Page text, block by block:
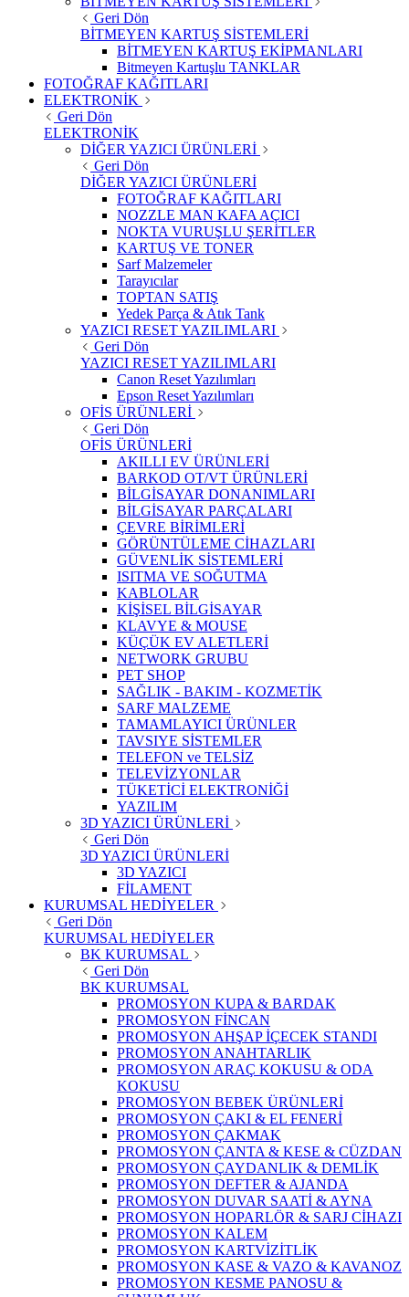
Geri Dön
BİTMEYEN KARTUŞ SİSTEMLERİ
BİTMEYEN KARTUŞ EKİPMANLARI
Bitmeyen Kartuşlu TANKLAR
FOTOĞRAF KAĞITLARI
ELEKTRONİK
Geri Dön
ELEKTRONİK
DİĞER YAZICI ÜRÜNLERİ
Geri Dön
DİĞER YAZICI ÜRÜNLERİ
FOTOĞRAF KAĞITLARI
NOZZLE MAN KAFA AÇICI
NOKTA VURUŞLU ŞERİTLER
KARTUŞ VE TONER
Sarf Malzemeler
Tarayıcılar
TOPTAN SATIŞ
Yedek Parça & Atık Tank
YAZICI RESET YAZILIMLARI
Geri Dön
YAZICI RESET YAZILIMLARI
Canon Reset Yazılımları
Epson Reset Yazılımları
OFİS ÜRÜNLERİ
Geri Dön
OFİS ÜRÜNLERİ
AKILLI EV ÜRÜNLERİ
BARKOD OT/VT ÜRÜNLERİ
BİLGİSAYAR DONANIMLARI
BİLGİSAYAR PARÇALARI
ÇEVRE BİRİMLERİ
GÖRÜNTÜLEME CİHAZLARI
GÜVENLİK SİSTEMLERİ
ISITMA VE SOĞUTMA
KABLOLAR
KİŞİSEL BİLGİSAYAR
KLAVYE & MOUSE
KÜÇÜK EV ALETLERİ
NETWORK GRUBU
PET SHOP
SAĞLIK - BAKIM - KOZMETİK
SARF MALZEME
TAMAMLAYICI ÜRÜNLER
TAVSIYE SİSTEMLER
TELEFON ve TELSİZ
TELEVİZYONLAR
TÜKETİCİ ELEKTRONİĞİ
YAZILIM
3D YAZICI ÜRÜNLERİ
Geri Dön
3D YAZICI ÜRÜNLERİ
3D YAZICI
FİLAMENT
KURUMSAL HEDİYELER
Geri Dön
KURUMSAL HEDİYELER
BK KURUMSAL
Geri Dön
BK KURUMSAL
PROMOSYON KUPA & BARDAK
PROMOSYON FİNCAN
PROMOSYON AHŞAP İÇECEK STANDI
PROMOSYON ANAHTARLIK
PROMOSYON ARAÇ KOKUSU & ODA
KOKUSU
PROMOSYON BEBEK ÜRÜNLERİ
PROMOSYON ÇAKI & EL FENERİ
PROMOSYON ÇAKMAK
PROMOSYON ÇANTA & KESE & CÜZDAN
PROMOSYON ÇAYDANLIK & DEMLİK
PROMOSYON DEFTER & AJANDA
PROMOSYON DUVAR SAATİ & AYNA
PROMOSYON HOPARLÖR & SARJ CİHAZI
PROMOSYON KALEM
PROMOSYON KARTVİZİTLİK
PROMOSYON KASE & VAZO & KAVANOZ
PROMOSYON KESME PANOSU &